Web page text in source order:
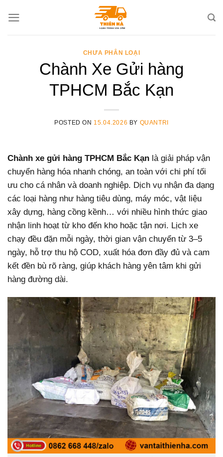
CHƯA PHÂN LOẠI
Chành Xe Gửi hàng
TPHCM Bắc Kạn
POSTED ON 15.04.2026 BY QUANTRI
Chành xe gửi hàng TPHCM Bắc Kạn là giải pháp vận
chuyển hàng hóa nhanh chóng, an toàn với chi phí tối
ưu cho cá nhân và doanh nghiệp. Dịch vụ nhận đa dạng
các loại hàng như hàng tiêu dùng, máy móc, vật liệu
xây dựng, hàng cồng kềnh… với nhiều hình thức giao
nhận linh hoạt từ kho đến kho hoặc tận nơi. Lịch xe
chạy đều đặn mỗi ngày, thời gian vận chuyển từ 3–5
ngày, hỗ trợ thu hộ COD, xuất hóa đơn đầy đủ và cam
kết đền bù rõ ràng, giúp khách hàng yên tâm khi gửi
hàng đường dài.